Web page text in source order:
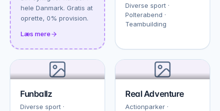
hele Danmark. Gratis at
oprette, 0% provision.
Læs mere
Diverse sport ·
Polterabend ·
Teambuilding
Funballz
Diverse sport ·
Real Adventure
Actionparker ·